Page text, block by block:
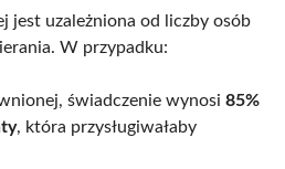
jest uzależniona od liczby osób
W przypadku:
świadczenie wynosi 85%
, która przysługiwałaby